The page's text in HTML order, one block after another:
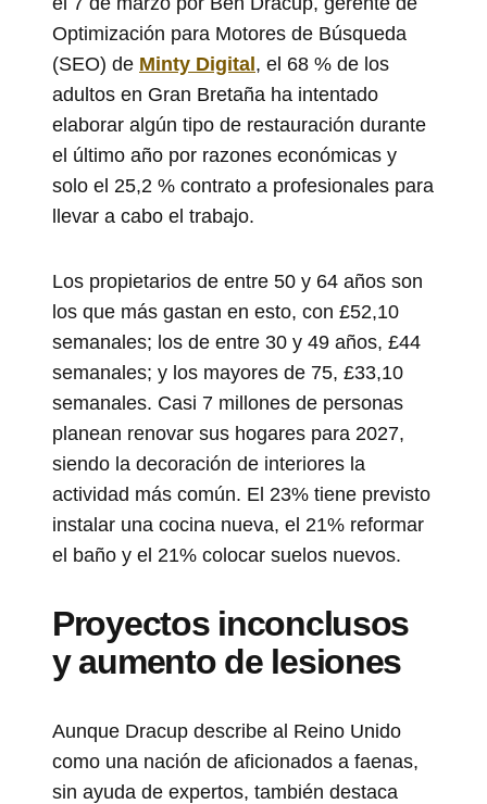
Optimización para Motores de Búsqueda
(SEO) de Minty Digital, el 68 % de los
adultos en Gran Bretaña ha intentado
elaborar algún tipo de restauración durante
el último año por razones económicas y
solo el 25,2 % contrato a profesionales para
llevar a cabo el trabajo.
Los propietarios de entre 50 y 64 años son
los que más gastan en esto, con £52,10
semanales; los de entre 30 y 49 años, £44
semanales; y los mayores de 75, £33,10
semanales. Casi 7 millones de personas
planean renovar sus hogares para 2027,
siendo la decoración de interiores la
actividad más común. El 23% tiene previsto
instalar una cocina nueva, el 21% reformar
el baño y el 21% colocar suelos nuevos.
Proyectos inconclusos
y aumento de lesiones
Aunque Dracup describe al Reino Unido
como una nación de aficionados a faenas,
sin ayuda de expertos, también destaca